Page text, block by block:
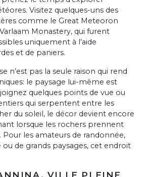
Visitez quelques-uns des
comme le Great Meteoron
Monastery, qui furent
uniquement à l’aide
et de paniers.
n’est pas la seule raison qui rend
le paysage lui-même est
quelques points de vue ou
qui serpentent entre les
du soleil, le décor devient encore
lorsque les rochers prennent
les amateurs de randonnée,
de grands paysages, cet endroit
VILLE PLEINE